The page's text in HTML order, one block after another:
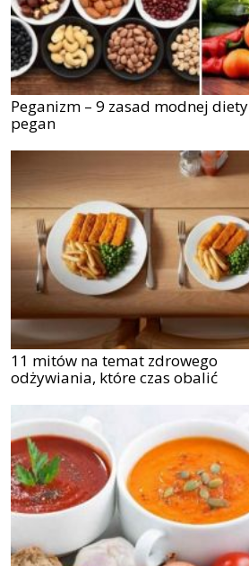
Peganizm – 9 zasad modnej diety
pegan
11 mitów na temat zdrowego
odżywiania, które czas obalić